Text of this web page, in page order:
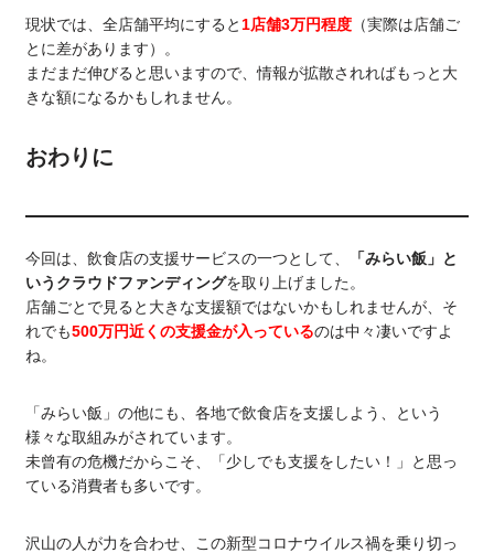
現状では、全店舗平均にすると 1店舗3万円程度 （実際は店舗ご
とに差があります）。
まだまだ伸びると思いますので、情報が拡散されればもっと大
きな額になるかもしれません。
おわりに
今回は、飲食店の支援サービスの一つとして、
「みらい飯」と
いうクラウドファンディングを取り上げました。
店舗ごとで見ると大きな支援額ではないかもしれませんが、そ
れでも500万円近くの支援金が入っているのは中々凄いですよ
ね。
「みらい飯」の他にも、各地で飲食店を支援しよう、という
様々な取組みがされています。
未曾有の危機だからこそ、「少しでも支援をしたい！」と思っ
ている消費者も多いです。
沢山の人が力を合わせ、この新型コロナウイルス禍を乗り切っ